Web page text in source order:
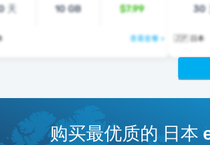
天 10 GB $7.99
查看套餐 >
30
🇯🇵 日本
购买最优质的 日本